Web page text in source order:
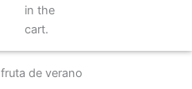
in the
cart.